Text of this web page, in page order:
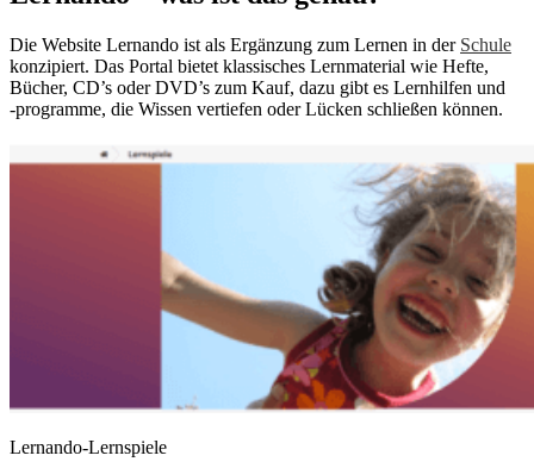
Die Website Lernando ist als Ergänzung zum Lernen in der Schule
konzipiert. Das Portal bietet klassisches Lernmaterial wie Hefte,
Bücher, CD’s oder DVD’s zum Kauf, dazu gibt es Lernhilfen und
‑programme, die Wissen vertiefen oder Lücken schließen können.
Lernando-Lernspiele